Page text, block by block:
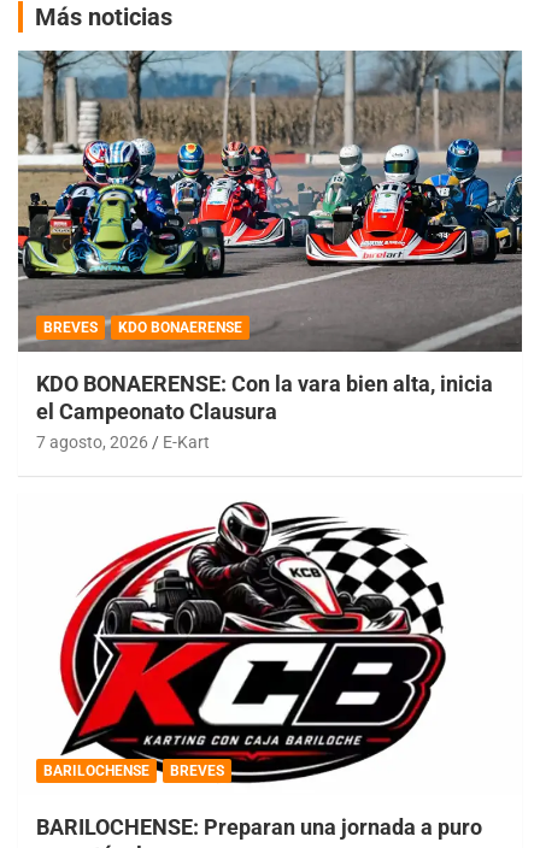
Más noticias
BREVES KDO BONAERENSE
KDO BONAERENSE: Con la vara bien alta, inicia
el Campeonato Clausura
7 agosto, 2026 E-Kart
BARILOCHENSE BREVES
BARILOCHENSE: Preparan una jornada a puro